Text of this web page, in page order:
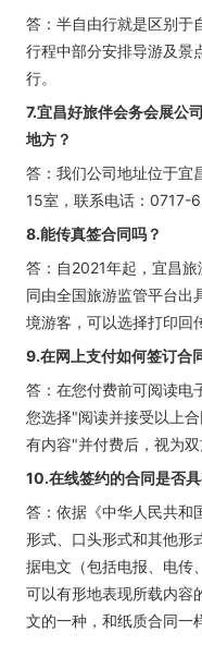
答：半自由行就是区别于
行程中部分安排导游及景
行。
7.宜昌好旅伴会务会展公
地方？
答：我们公司地址位于宜
15室，联系电话：0717-
8.能传真签合同吗？
答：自2021年起，宜昌
同由全国旅游监管平台出
境游客，可以选择打印回
9.在网上支付如何签订合
答：在您付费前可阅读电
您选择"阅读并接受以上
有内容"并付费后，视为双
10.在线签约的合同是否
答：依据《中华人民共和
形式、口头形式和其他形
据电文（包括电报、电传
可以有形地表现所载内容
文的一种，和纸质合同一